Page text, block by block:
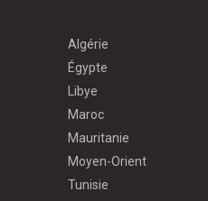
Algérie
Égypte
Libye
Maroc
Mauritanie
Moyen-Orient
Tunisie